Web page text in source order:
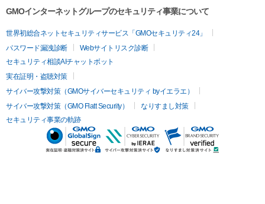
GMOインターネットグループのセキュリティ事業について
世界初総合ネットセキュリティサービス「GMOセキュリティ24」
パスワード漏洩診断
Webサイトリスク診断
セキュリティ相談AIチャットボット
実在証明・盗聴対策
サイバー攻撃対策（GMOサイバーセキュリティ byイエラエ）
サイバー攻撃対策（GMO Flatt Security）
なりすまし対策
セキュリティ事業の軌跡